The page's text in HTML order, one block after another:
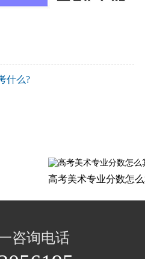
什么?
高考美术专业分数怎
咨询电话